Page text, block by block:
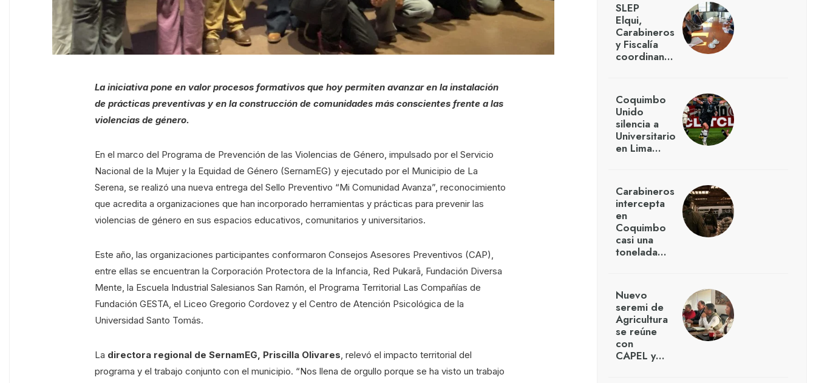
La iniciativa pone en valor procesos formativos que hoy permiten avanzar en la instalación
de prácticas preventivas y en la construcción de comunidades más conscientes frente a las
violencias de género.
En el marco del Programa de Prevención de las Violencias de Género, impulsado por el Servicio
Nacional de la Mujer y la Equidad de Género (SernamEG) y ejecutado por el Municipio de La
Serena, se realizó una nueva entrega del Sello Preventivo “Mi Comunidad Avanza”, reconocimiento
que acredita a organizaciones que han incorporado herramientas y prácticas para prevenir las
violencias de género en sus espacios educativos, comunitarios y universitarios.
Este año, las organizaciones participantes conformaron Consejos Asesores Preventivos (CAP),
entre ellas se encuentran la Corporación Protectora de la Infancia, Red Pukarā, Fundación Diversa
Mente, la Escuela Industrial Salesianos San Ramón, el Programa Territorial Las Compañías de
Fundación GESTA, el Liceo Gregorio Cordovez y el Centro de Atención Psicológica de la
Universidad Santo Tomás.
La directora regional de SernamEG, Priscilla Olivares, relevó el impacto territorial del
programa y el trabajo conjunto con el municipio. “Nos llena de orgullo porque se ha visto un trabajo
SLEP
Elqui,
Carabineros
y Fiscalía
coordinan…
Coquimbo
Unido
silencia a
Universitario
en Lima…
Carabineros
intercepta
en
Coquimbo
casi una
tonelada…
Nuevo
seremi de
Agricultura
se reúne
con
CAPEL y…